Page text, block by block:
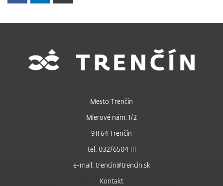
Mesto Trenčín
Mierové nám. 1/2
911 64 Trenčín
tel: 032/6504 111
e-mail: trencin@trencin.sk
Kontakt